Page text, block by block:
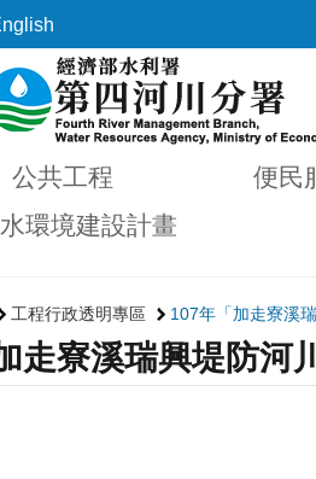
公共工程 便民
環境建設計畫
工程行政透明專區 107年「加走寮溪
走寮溪瑞興堤防河